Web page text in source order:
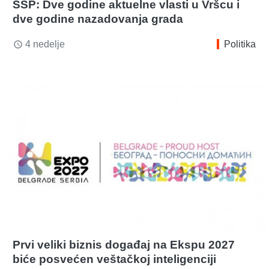
SSP: Dve godine aktuelne vlasti u Vršcu i
dve godine nazadovanja grada
access_time 4 nedelje Politika
Prvi veliki biznis događaj na Ekspu 2027
biće posvećen veštačkoj inteligenciji